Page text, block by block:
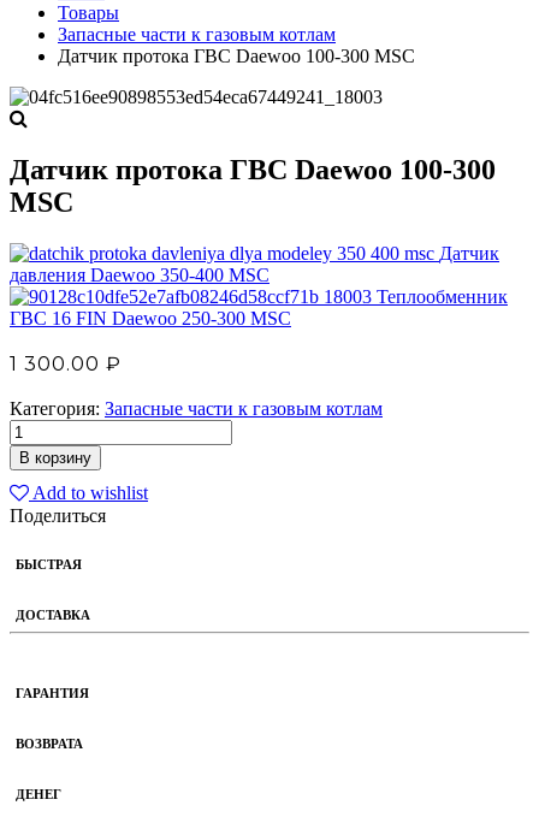
Товары
Запасные части к газовым котлам
Датчик протока ГВС Daewoo 100-300 MSC
Датчик протока ГВС Daewoo 100-300
MSC
Датчик
давления Daewoo 350-400 MSC
Теплообменник
ГВС 16 FIN Daewoo 250-300 MSC
1 300.00 ₽
Категория: Запасные части к газовым котлам
В корзину
Add to wishlist
Поделиться
БЫСТРАЯ
ДОСТАВКА
ГАРАНТИЯ
ВОЗВРАТА
ДЕНЕГ